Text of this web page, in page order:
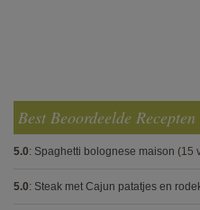
Best Beoordeelde Recepten
5.0: Spaghetti bolognese maison (15
5.0: Steak met Cajun patatjes en